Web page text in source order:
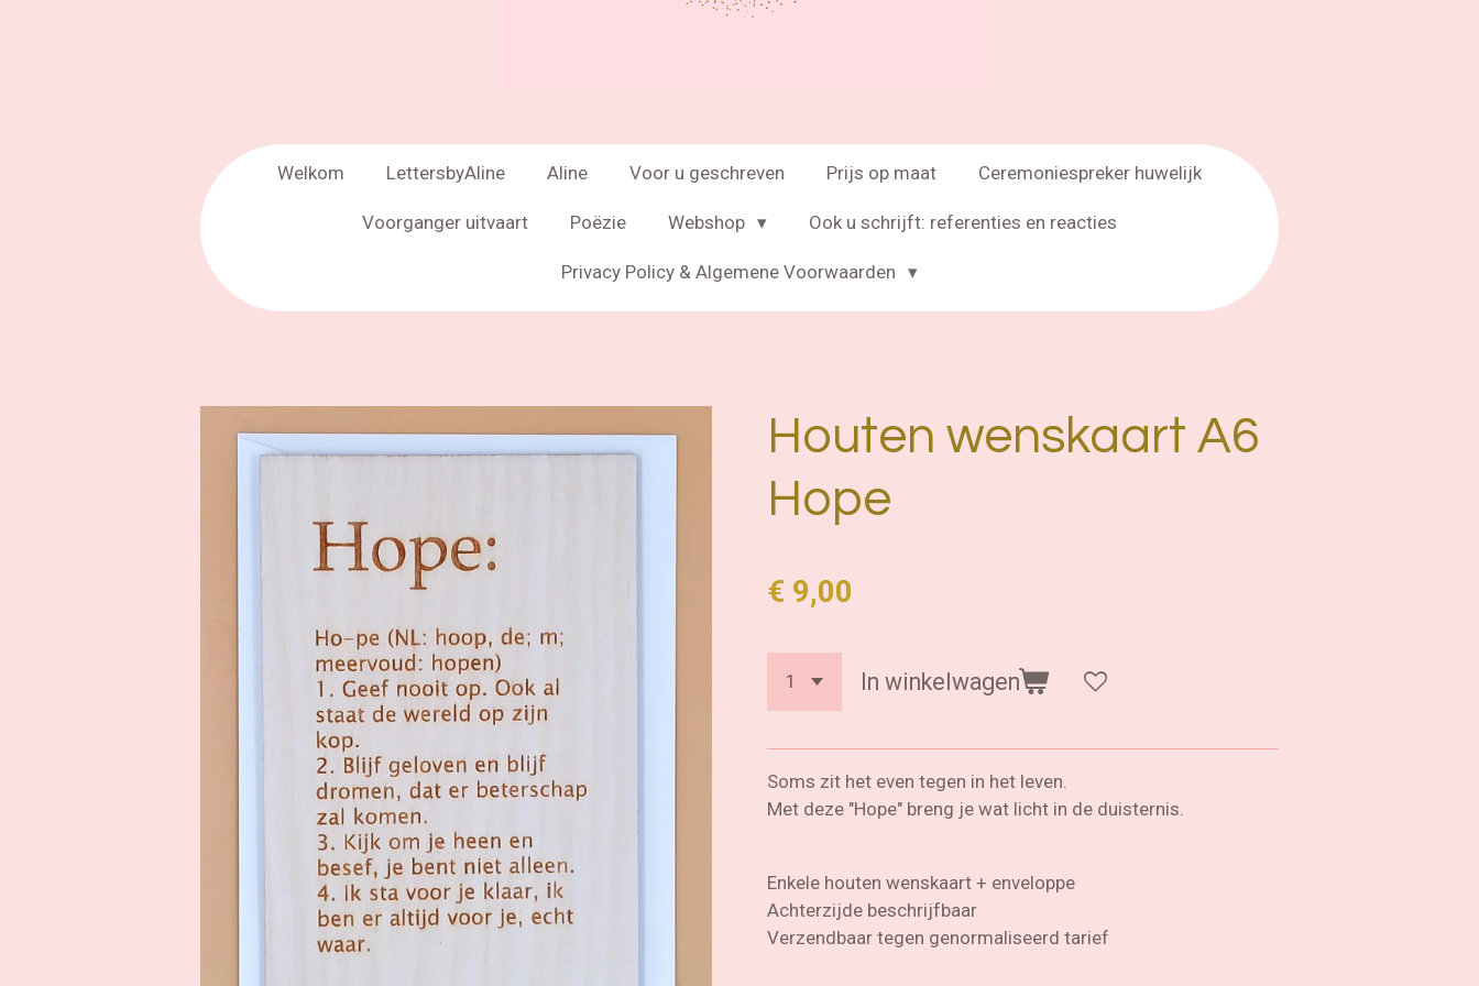
Welkom LettersbyAline Aline Voor u geschreven Prijs op maat Ceremoniespreker huwelijk
Voorganger uitvaart Poëzie Webshop Ook u schrijft: referenties en reacties
Privacy Policy & Algemene Voorwaarden
Houten wenskaart A6
Hope
€ 9,00
In winkelwagen
Soms zit het even tegen in het leven.
Met deze "Hope" breng je wat licht in de duisternis.
Enkele houten wenskaart + enveloppe
Achterzijde beschrijfbaar
Verzendbaar tegen genormaliseerd tarief